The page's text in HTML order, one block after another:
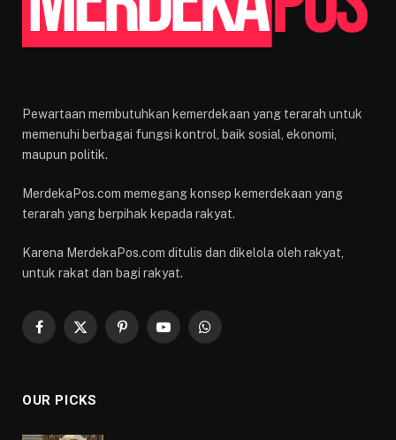
Pewartaan membutuhkan kemerdekaan yang terarah untuk
memenuhi berbagai fungsi kontrol, baik sosial, ekonomi,
maupun politik.
MerdekaPos.com memegang konsep kemerdekaan yang
terarah yang berpihak kepada rakyat.
Karena MerdekaPos.com ditulis dan dikelola oleh rakyat,
untuk rakat dan bagi rakyat.
Facebook
X
PinterestYouTubeWhatsApp
OUR PICKS